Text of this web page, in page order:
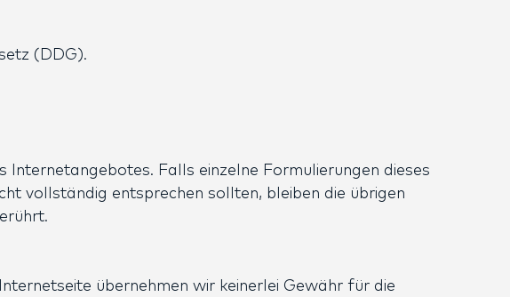
(DDG).
Internetangebotes. Falls einzelne Formulierungen dieses
vollständig entsprechen sollten, bleiben die übrigen
übernehmen wir keinerlei Gewähr für die